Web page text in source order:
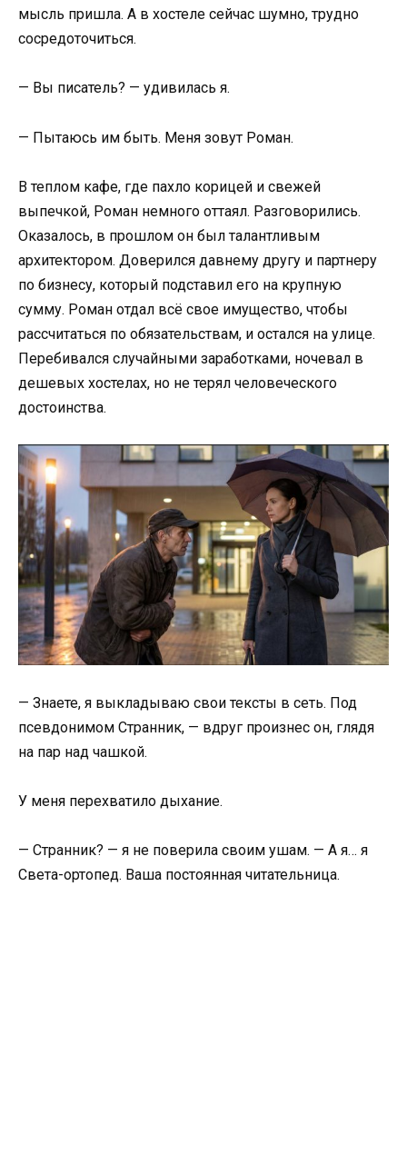
мысль пришла. А в хостеле сейчас шумно, трудно
сосредоточиться.
— Вы писатель? — удивилась я.
— Пытаюсь им быть. Меня зовут Роман.
В теплом кафе, где пахло корицей и свежей
выпечкой, Роман немного оттаял. Разговорились.
Оказалось, в прошлом он был талантливым
архитектором. Доверился давнему другу и партнеру
по бизнесу, который подставил его на крупную
сумму. Роман отдал всё свое имущество, чтобы
рассчитаться по обязательствам, и остался на улице.
Перебивался случайными заработками, ночевал в
дешевых хостелах, но не терял человеческого
достоинства.
— Знаете, я выкладываю свои тексты в сеть. Под
псевдонимом Странник, — вдруг произнес он, глядя
на пар над чашкой.
У меня перехватило дыхание.
— Странник? — я не поверила своим ушам. — А я… я
Света-ортопед. Ваша постоянная читательница.